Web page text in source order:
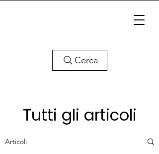
Cerca
Tutti gli articoli
Articoli